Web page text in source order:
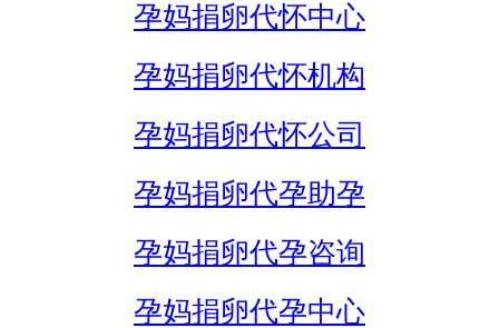
孕妈捐卵代怀中心
孕妈捐卵代怀机构
孕妈捐卵代怀公司
孕妈捐卵代孕助孕
孕妈捐卵代孕咨询
孕妈捐卵代孕中心